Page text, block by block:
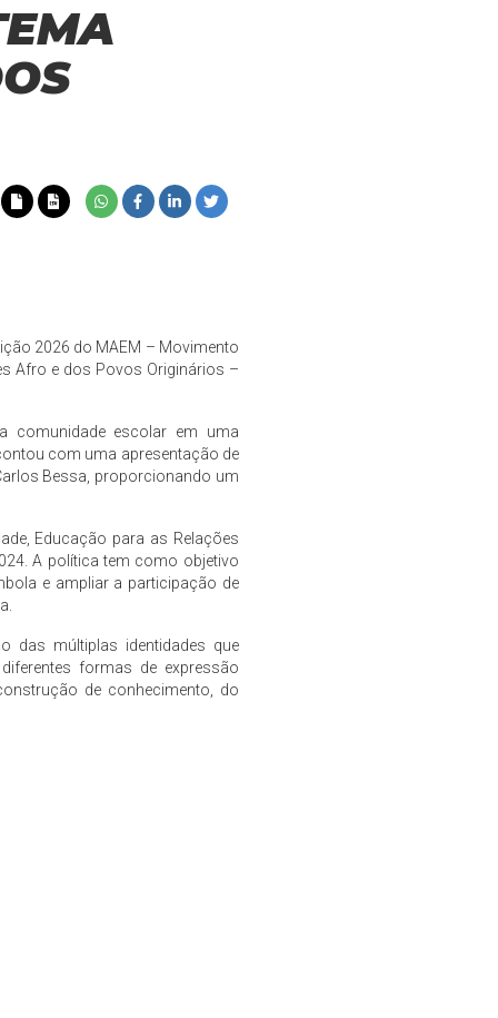
2026 do MAEM – Movimento
Afro e dos Povos Originários –
comunidade escolar em uma
com uma apresentação de
Bessa, proporcionando um
Educação para as Relações
A política tem como objetivo
e ampliar a participação de
das múltiplas identidades que
formas de expressão
de conhecimento, do